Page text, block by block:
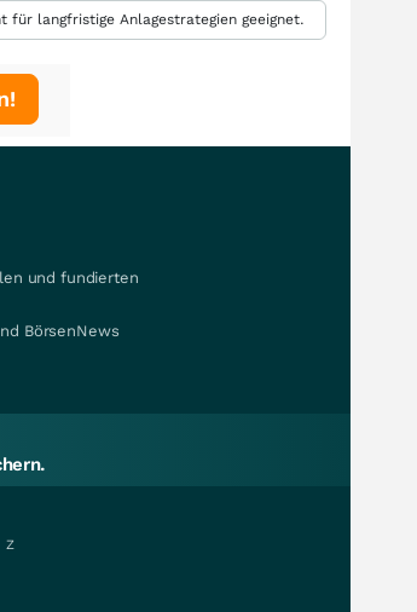
langfristige Anlagestrategien geeignet.
und fundierten
BörsenNews
Z